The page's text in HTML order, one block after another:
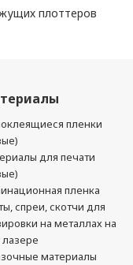
плоттеров
пленки
для печати
пленка
спреи, скотчи для
на металлах на
лазере
материалы